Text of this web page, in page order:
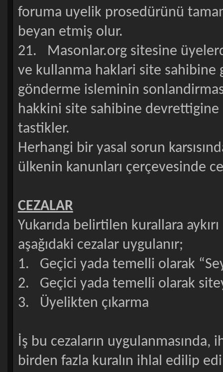
foruma uyelik prosedürünü
beyan etmiş olur.
21. Masonlar.org sitesine
ve kullanma haklari site sahibine
gönderme isleminin
hakkini site sahibine
tastikler.
Herhangi bir yasal sorun
ülkenin kanunları çerçevesinde
CEZALAR
Yukarıda belirtilen kurallara
aşağıdaki cezalar uygulanır;
1. Geçici yada temelli olarak
2. Geçici yada temelli olarak
3. Üyelikten çıkarma
İş bu cezaların uygulanmasında,
birden fazla kuralın ihlal edilip